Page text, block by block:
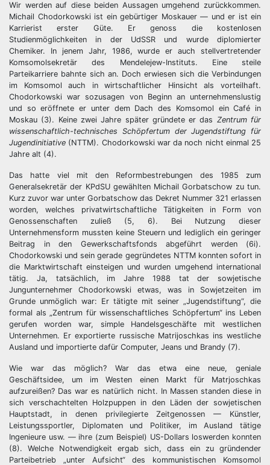
Wir werden auf diese beiden Aussagen umgehend zurückkommen.
Michail Chodorkowski ist ein gebürtiger Moskauer — und er ist ein
Karrierist erster Güte. Er genoss die kostenlosen
Studienmöglichkeiten in der UdSSR und wurde diplomierter
Chemiker. In jenem Jahr, 1986, wurde er auch stellvertretender
Komsomolsekretär des Mendelejew-Instituts. Eine steile
Parteikarriere bahnte sich an. Doch erwiesen sich die Verbindungen
im Komsomol auch in wirtschaftlicher Hinsicht als vorteilhaft.
Chodorkowski war sozusagen von Beginn an unternehmenslustig
und so eröffnete er unter dem Dach des Komsomol ein Café in
Moskau (3). Keine zwei Jahre später gründete er das Zentrum für
wissenschaftlich-technisches Schöpfertum der Jugendstiftung für
Jugendinitiative (NTTM). Chodorkowski war da noch nicht einmal 25
Jahre alt (4).
Das hatte viel mit den Reformbestrebungen des 1985 zum
Generalsekretär der KPdSU gewählten Michail Gorbatschow zu tun.
Kurz zuvor war unter Gorbatschow das Dekret Nummer 321 erlassen
worden, welches privatwirtschaftliche Tätigkeiten in Form von
Genossenschaften zuließ (5, 6). Bei Nutzung dieser
Unternehmensform mussten keine Steuern und lediglich ein geringer
Beitrag in den Gewerkschaftsfonds abgeführt werden (6i).
Chodorkowski und sein gerade gegründetes NTTM konnten sofort in
die Marktwirtschaft einsteigen und wurden umgehend international
tätig. Ja, tatsächlich, im Jahre 1988 tat der sowjetische
Jungunternehmer Chodorkowski etwas, was in Sowjetzeiten im
Grunde unmöglich war: Er tätigte mit seiner „Jugendstiftung“, die
formal als „Zentrum für wissenschaftliches Schöpfertum“ ins Leben
gerufen worden war, simple Handelsgeschäfte mit westlichen
Unternehmen. Er exportierte russische Matrijoschkas ins westliche
Ausland und importierte dafür Computer, Jeans und Brandy (7).
Wie war das möglich? War das etwa eine neue, geniale
Geschäftsidee, um im Westen einen Markt für Matrjoschkas
aufzureißen? Das war es natürlich nicht. In Massen standen diese in
sich verschachtelten Holzpuppen in den Läden der sowjetischen
Hauptstadt, in denen privilegierte Zeitgenossen — Künstler,
Leistungssportler, Diplomaten und Politiker, im Ausland tätige
Ingenieure usw. — ihre (zum Beispiel) US-Dollars loswerden konnten
(8). Welche Notwendigkeit ergab sich, dass ein zu gründender
Parteibetrieb „unter Aufsicht“ des kommunistischen Komsomol